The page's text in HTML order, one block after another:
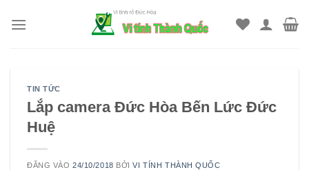
qua
TIN TỨC
Lắp camera Đức Hòa Bến Lức Đức
Huệ
ĐĂNG VÀO24/10/2018 BỞIVI TÍNH THÀNH QUỐC